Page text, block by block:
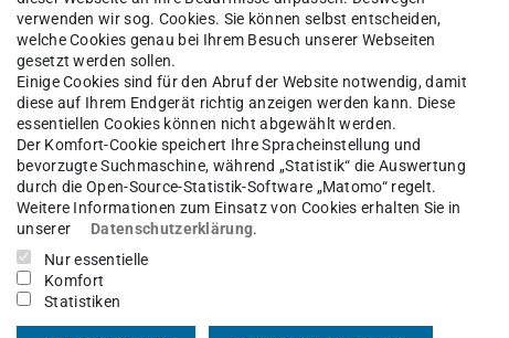
6151 16-24119
6151 16-24129
105
27
Darmstadt
verwenden wir sog. Cookies. Sie können selbst entscheiden,
welche Cookies genau bei Ihrem Besuch unserer Webseiten
gesetzt werden sollen.
Einige Cookies sind für den Abruf der Website notwendig, damit
diese auf Ihrem Endgerät richtig anzeigen werden kann. Diese
essentiellen Cookies können nicht abgewählt werden.
Der Komfort-Cookie speichert Ihre Spracheinstellung und
bevorzugte Suchmaschine, während „Statistik“ die Auswertung
durch die Open-Source-Statistik-Software „Matomo“ regelt.
Weitere Informationen zum Einsatz von Cookies erhalten Sie in
unserer
Datenschutzerklärung.
Nur essentielle
Komfort
Statistiken